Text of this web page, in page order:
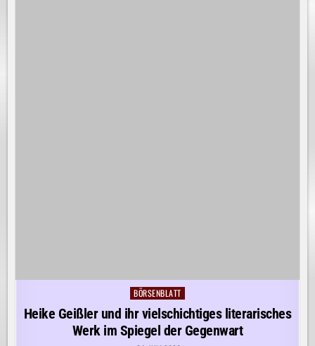
Posted
in
BÖRSENBLATT
Heike Geißler und ihr vielschichtiges literarisches
Werk im Spiegel der Gegenwart